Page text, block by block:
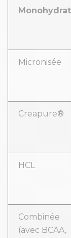
Micronisée
Creapure®
HCL
Combinée
(avec BCAA,